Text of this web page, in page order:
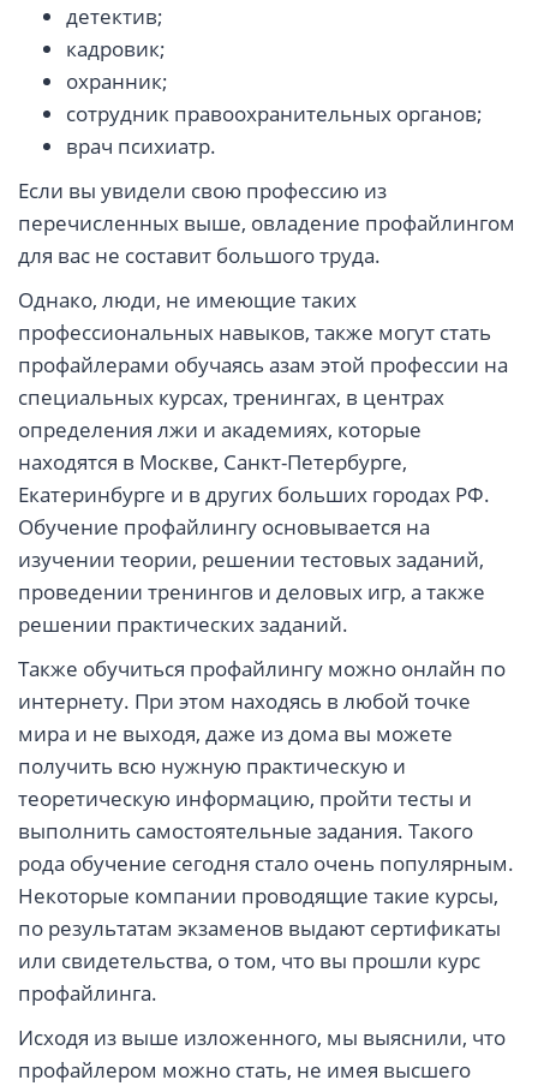
детектив;
кадровик;
охранник;
сотрудник правоохранительных органов;
врач психиатр.
Если вы увидели свою профессию из
перечисленных выше, овладение профайлингом
для вас не составит большого труда.
Однако, люди, не имеющие таких
профессиональных навыков, также могут стать
профайлерами обучаясь азам этой профессии на
специальных курсах, тренингах, в центрах
определения лжи и академиях, которые
находятся в Москве, Санкт-Петербурге,
Екатеринбурге и в других больших городах РФ.
Обучение профайлингу основывается на
изучении теории, решении тестовых заданий,
проведении тренингов и деловых игр, а также
решении практических заданий.
Также обучиться профайлингу можно онлайн по
интернету. При этом находясь в любой точке
мира и не выходя, даже из дома вы можете
получить всю нужную практическую и
теоретическую информацию, пройти тесты и
выполнить самостоятельные задания. Такого
рода обучение сегодня стало очень популярным.
Некоторые компании проводящие такие курсы,
по результатам экзаменов выдают сертификаты
или свидетельства, о том, что вы прошли курс
профайлинга.
Исходя из выше изложенного, мы выяснили, что
профайлером можно стать, не имея высшего